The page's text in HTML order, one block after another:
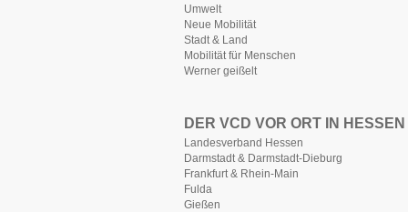
Umwelt
Neue Mobilität
Stadt & Land
Mobilität für Menschen
Werner geißelt
DER VCD VOR ORT IN HESSEN
Landesverband Hessen
Darmstadt & Darmstadt-Dieburg
Frankfurt & Rhein-Main
Fulda
Gießen